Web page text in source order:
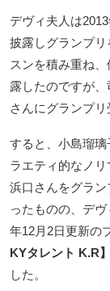
デヴィ夫人は
披露しグランプ
スンを積み重ね
露したのですが
さんにグランプリ
すると、小島瑠
ラエティ的なノ
浜口さんをグラ
ったものの、デ
年12月2日更新の
KYタレント K.R】
した。